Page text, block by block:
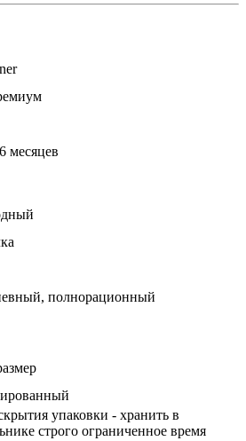
месяцев
полнорационный
упаковки - хранить в
строго ограниченное время